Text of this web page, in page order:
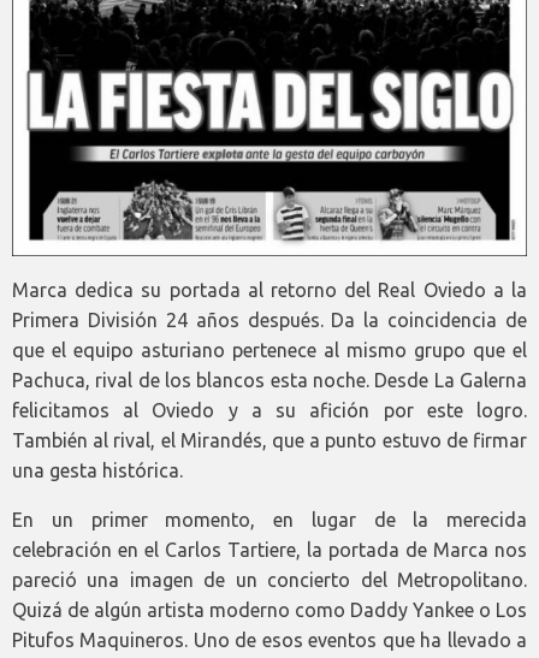
Marca dedica su portada al retorno del Real Oviedo a la
Primera División 24 años después. Da la coincidencia de
que el equipo asturiano pertenece al mismo grupo que el
Pachuca, rival de los blancos esta noche. Desde La Galerna
felicitamos al Oviedo y a su afición por este logro.
También al rival, el Mirandés, que a punto estuvo de firmar
una gesta histórica.
En un primer momento, en lugar de la merecida
celebración en el Carlos Tartiere, la portada de Marca nos
pareció una imagen de un concierto del Metropolitano.
Quizá de algún artista moderno como Daddy Yankee o Los
Pitufos Maquineros. Uno de esos eventos que ha llevado a